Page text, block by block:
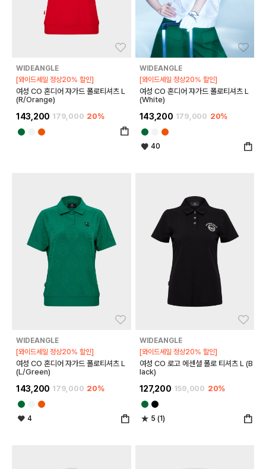
WIDEANGLE
[와이드세일 정상20% 할인]
여성 CO 혼디어 쟈가드 폴로티셔츠 L
(R/Orange)
143,200 179,000 20%
WIDEANGLE
[와이드세일 정상20% 할인]
여성 CO 혼디어 쟈가드 폴로티셔츠 L
(White)
143,200 179,000 20%
40
WIDEANGLE
[와이드세일 정상20% 할인]
여성 CO 혼디어 쟈가드 폴로티셔츠 L
(L/Green)
143,200 179,000 20%
4
WIDEANGLE
[와이드세일 정상20% 할인]
여성 CO 로고 에센셜 폴로 티셔츠 L (B
lack)
127,200 159,000 20%
5 (1)